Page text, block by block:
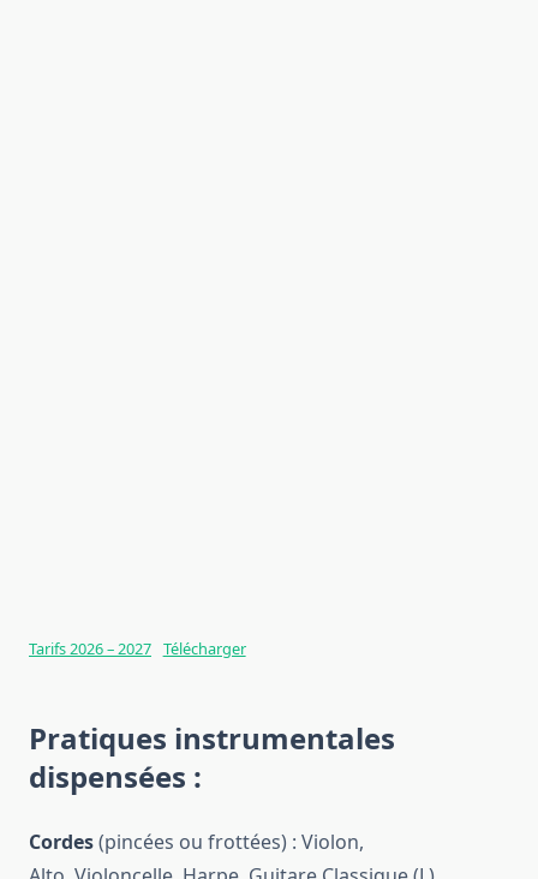
Tarifs 2026 – 2027 Télécharger
Pratiques instrumentales
dispensées :
Cordes(pincées ou frottées) : Violon,